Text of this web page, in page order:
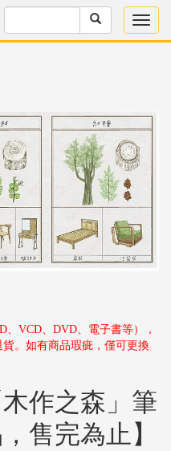
VCD、DVD、電子書等），
。如有商品瑕疵，僅可更換
作之森」筆
售完為止】